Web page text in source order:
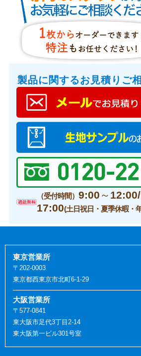
製品に関するお見積りご
（受付時間） 9:00～
17:00(土日祝日・夏季休暇・
東京営業所
〒202-0003
東京都西東京市北町6-1-29
大阪営業所
〒577-0841
東大阪市足代3丁目2-14
東大阪第一ビル301号室